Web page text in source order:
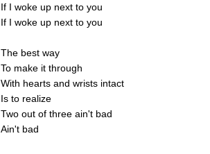
If I woke up next to you
If I woke up next to you
The best way
To make it through
With hearts and wrists intact
Is to realize
Two out of three ain't bad
Ain't bad